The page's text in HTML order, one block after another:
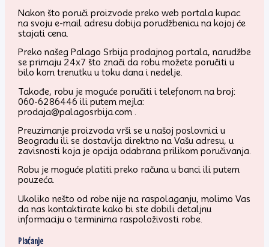
Nakon što poruči proizvode preko web portala kupac
na svoju e-mail adresu dobija porudžbenicu na kojoj će
stajati cena.
Preko našeg Palago Srbija prodajnog portala, narudžbe
se primaju 24x7 što znači da robu možete poručiti u
bilo kom trenutku u toku dana i nedelje.
Takođe, robu je moguće poručiti i telefonom na broj:
060-6286446 ili putem mejla:
prodaja@palagosrbija.com .
Preuzimanje proizvoda vrši se u našoj poslovnici u
Beogradu ili se dostavlja direktno na Vašu adresu, u
zavisnosti koja je opcija odabrana prilikom poručivanja.
Robu je moguće platiti preko računa u banci ili putem
pouzeća.
Ukoliko nešto od robe nije na raspolaganju, molimo Vas
da nas kontaktirate kako bi ste dobili detaljnu
informaciju o terminima raspoloživosti robe.
Plaćanje